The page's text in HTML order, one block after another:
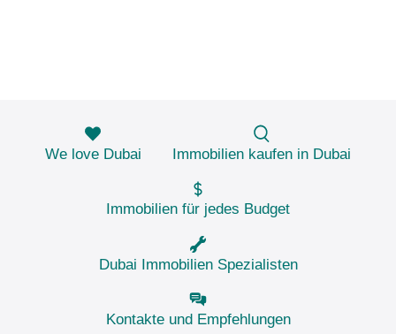
We love Dubai Immobilien kaufen in Dubai
Immobilien für jedes Budget
Dubai Immobilien Spezialisten
Kontakte und Empfehlungen